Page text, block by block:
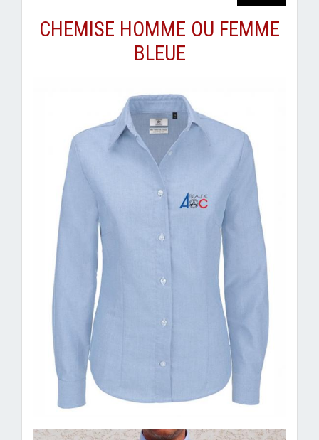
CHEMISE HOMME OU FEMME
BLEUE